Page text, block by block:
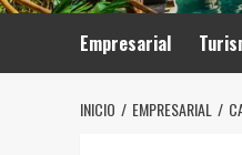
Empresarial
INICIO EMPRESARIAL